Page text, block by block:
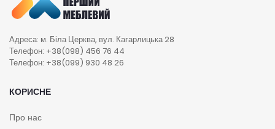
Адреса: м. Біла Церква, вул. Кагарлицька 28
Телефон: +38(098) 456 76 44
Телефон: +38(099) 930 48 26
КОРИСНЕ
Про нас